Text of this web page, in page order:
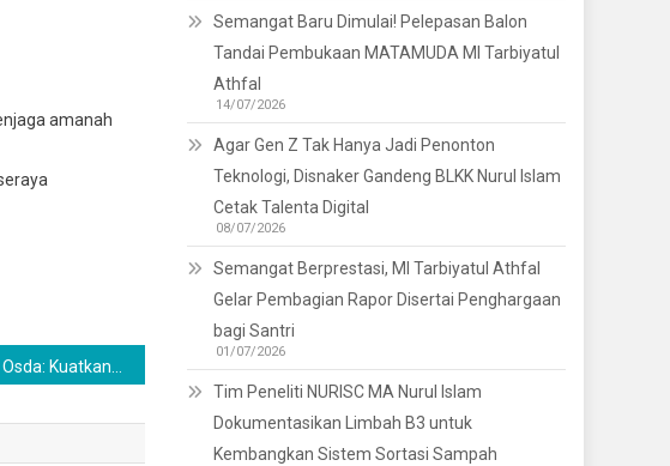
amanah
Semangat Baru Dimulai! Pelepasan Balon
Tandai Pembukaan MATAMUDA MI Tarbiyatul
Athfal
14/07/2026
Agar Gen Z Tak Hanya Jadi Penonton
Teknologi, Disnaker Gandeng BLKK Nurul Islam
Cetak Talenta Digital
08/07/2026
Semangat Berprestasi, MI Tarbiyatul Athfal
Gelar Pembagian Rapor Disertai Penghargaan
bagi Santri
01/07/2026
Tim Peneliti NURISC MA Nurul Islam
Dokumentasikan Limbah B3 untuk
Kembangkan Sistem Sortasi Sampah